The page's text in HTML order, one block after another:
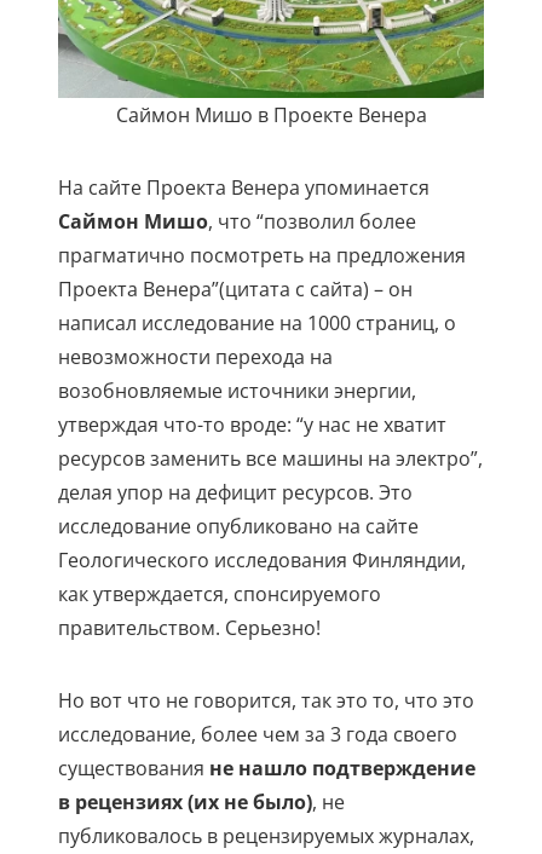
Саймон Мишо в Проекте Венера
На сайте Проекта Венера упоминается
Саймон Мишо, что “позволил более
прагматично посмотреть на предложения
Проекта Венера”(цитата с сайта) – он
написал исследование на 1000 страниц, о
невозможности перехода на
возобновляемые источники энергии,
утверждая что-то вроде: “у нас не хватит
ресурсов заменить все машины на электро”,
делая упор на дефицит ресурсов. Это
исследование опубликовано на сайте
Геологического исследования Финляндии,
как утверждается, спонсируемого
правительством. Серьезно!
Но вот что не говорится, так это то, что это
исследование, более чем за 3 года своего
существования не нашло подтверждение
в рецензиях (их не было), не
публиковалось в рецензируемых журналах,